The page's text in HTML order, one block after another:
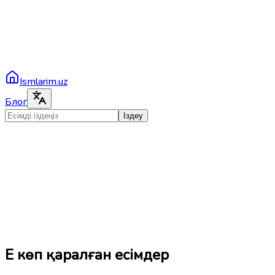
Ismlarim.uz
Блог
Іздеу
Ең көп қаралған есімдер